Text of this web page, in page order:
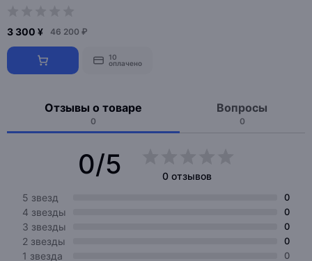
3 300 ¥ 46 200 ₽
10
оплачено
Отзывы о товаре
0
Вопросы
0
0/5
0 отзывов
5 звезд
0
4 звезды 0
3 звезды 0
2 звезды 0
1 звезда 0